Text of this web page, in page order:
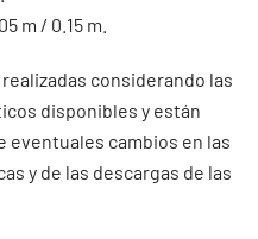
m / 0.15 m.
considerando las
disponibles y están
eventuales cambios en las
y de las descargas de las